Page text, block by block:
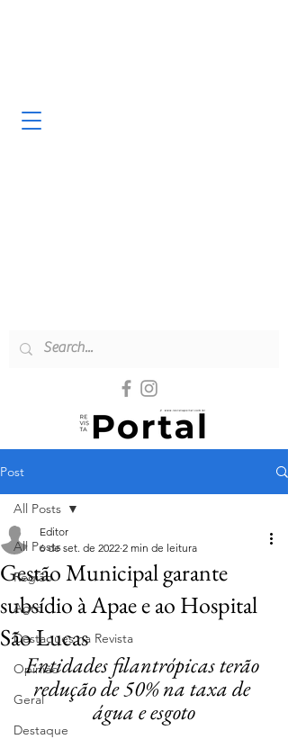
Post
All Posts
Região
Agro
Destaques na Revista
Opinião
Geral
Destaque
All Posts
Gestão Municipal garante
subsídio à Apae e ao Hospital
São Lucas
Editor
6 de set. de 2022 2 min de leitura
Entidades filantrópicas terão
redução de 50% na taxa de
água e esgoto